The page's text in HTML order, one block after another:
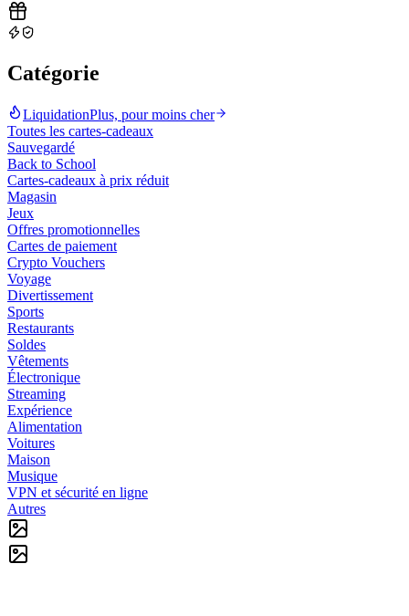
Catégorie
LiquidationPlus, pour moins cher
Toutes les cartes-cadeaux
Sauvegardé
Back to School
Cartes-cadeaux à prix réduit
Magasin
Jeux
Offres promotionnelles
Cartes de paiement
Crypto Vouchers
Voyage
Divertissement
Sports
Restaurants
Soldes
Vêtements
Électronique
Streaming
Expérience
Alimentation
Voitures
Maison
Musique
VPN et sécurité en ligne
Autres